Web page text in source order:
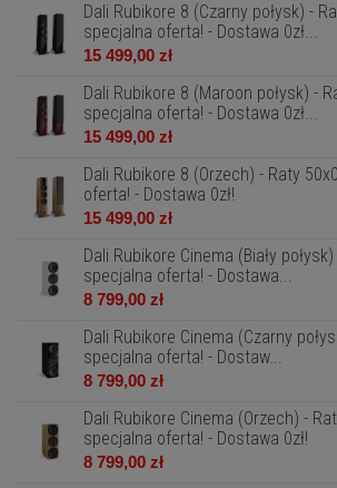
Dali Rubikore 8 (Czarny połysk) -
specjalna oferta! - Dostawa 0zł...
15 499,00 zł
Dali Rubikore 8 (Maroon połysk) -
specjalna oferta! - Dostawa 0zł...
15 499,00 zł
Dali Rubikore 8 (Orzech) - Raty
oferta! - Dostawa 0zł!
15 499,00 zł
Dali Rubikore Cinema (Biały
specjalna oferta! - Dostawa...
8 799,00 zł
Dali Rubikore Cinema (Czarny
specjalna oferta! - Dostaw...
8 799,00 zł
Dali Rubikore Cinema (Orzech) -
specjalna oferta! - Dostawa 0zł!
8 799,00 zł